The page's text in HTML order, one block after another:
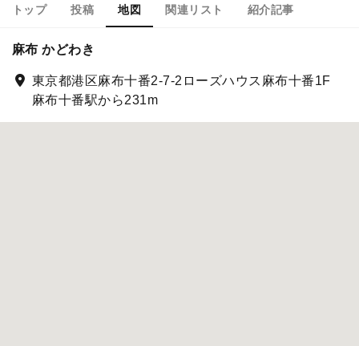
トップ 投稿 地図 関連リスト 紹介記事
麻布 かどわき
東京都港区麻布十番2-7-2ローズハウス麻布十番1F
麻布十番駅から231m